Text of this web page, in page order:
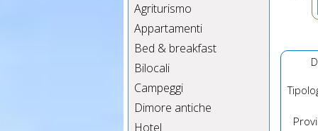
Agriturismo
Appartamenti
Bed & breakfast
Bilocali
Campeggi
Dimore antiche
Hotel